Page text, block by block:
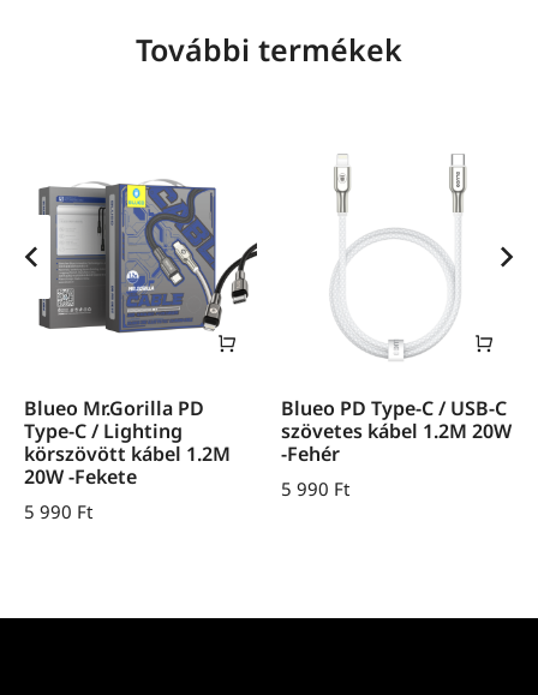
További termékek
Blueo Mr.Gorilla PD
Type-C / Lighting
körszövött kábel 1.2M
20W -Fekete
5 990 Ft
Blueo PD Type-C / USB-C
szövetes kábel 1.2M 20W
-Fehér
5 990 Ft